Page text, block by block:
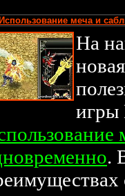
Использование меча и
На
игры
.